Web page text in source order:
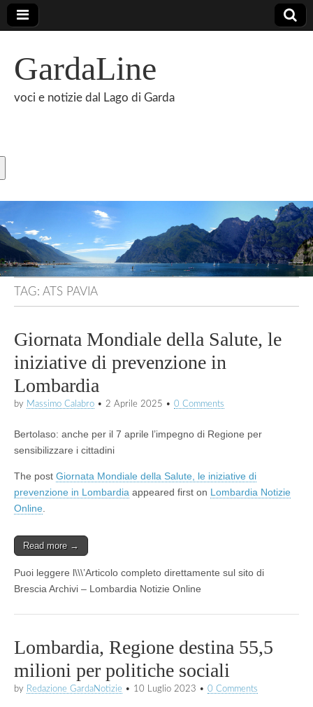
GardaLine
voci e notizie dal Lago di Garda
TAG: ATS PAVIA
Giornata Mondiale della Salute, le
iniziative di prevenzione in
Lombardia
by Massimo Calabro • 2 Aprile 2025 • 0 Comments
Bertolaso: anche per il 7 aprile l’impegno di Regione per
sensibilizzare i cittadini
The post Giornata Mondiale della Salute, le iniziative di
prevenzione in Lombardia appeared first on Lombardia Notizie
Online
Read more →
Puoi leggere l\\\’Articolo completo direttamente sul sito di
Brescia Archivi – Lombardia Notizie Online
Lombardia, Regione destina 55,5
milioni per politiche sociali
by Redazione GardaNotizie • 10 Luglio 2023 • 0 Comments